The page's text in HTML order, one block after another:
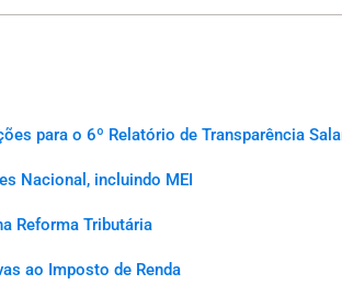
para o 6º Relatório de Transparência
Nacional, incluindo MEI
Reforma Tributária
ao Imposto de Renda